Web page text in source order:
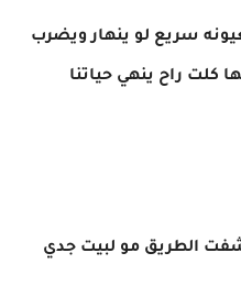
سريع لو ينهار ويضرب
كلت راح ينهي حياتنا
الطريق مو لبيت جدي